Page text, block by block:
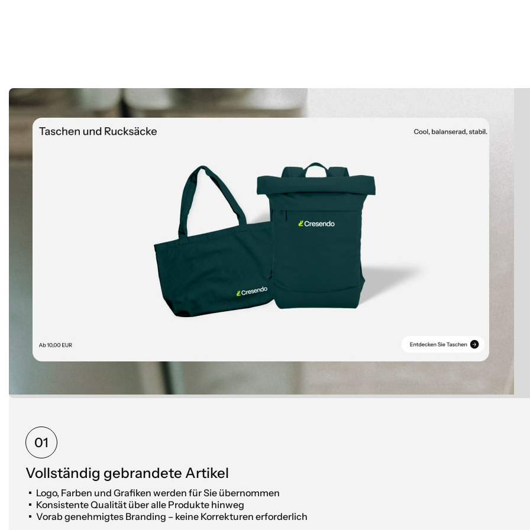
01
Vollständig gebrandete Artikel
Logo, Farben und Grafiken werden für Sie übernommen
Konsistente Qualität über alle Produkte hinweg
Vorab genehmigtes Branding – keine Korrekturen erforderlich